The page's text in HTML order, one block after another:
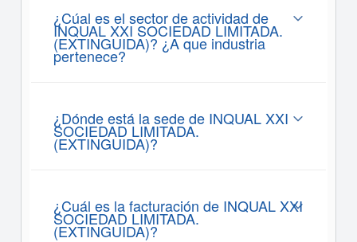
¿Cúal es el sector de actividad de
INQUAL XXI SOCIEDAD LIMITADA.
(EXTINGUIDA)? ¿A que industria
pertenece?
¿Dónde está la sede de INQUAL XXI
SOCIEDAD LIMITADA.
(EXTINGUIDA)?
¿Cuál es la facturación de INQUAL XXI
SOCIEDAD LIMITADA.
(EXTINGUIDA)?